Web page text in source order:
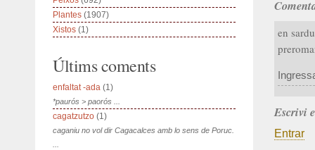
en
Escrivi
Entrar
Plantes (1907)
Xistos (1)
Últims coments
enfaltat -ada (1)
*paurós > paorós ...
cagatzutzo (1)
caganiu no vol dir Cagacalces amb lo sens de Poruc.